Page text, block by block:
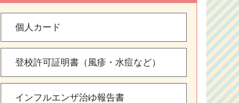
個人カード
登校許可証明書（風疹・水痘など）
インフルエンザ治ゆ報告書